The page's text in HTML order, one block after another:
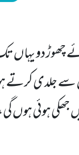
چھوڑ دو
سے جلدی کرتے
ہوئی ہوں